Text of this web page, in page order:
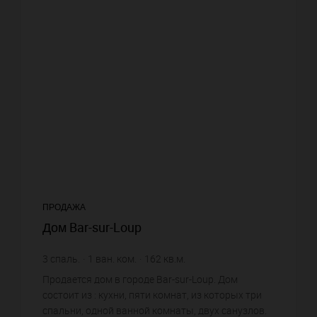
ПРОДАЖА
Дом Bar-sur-Loup
3 спаль. ван. ком. 162 кв.м.
Продается дом в городе Bar-sur-Loup. Дом
состоит из : кухни, пяти комнат, из которых три
спальни, одной ванной комнаты, двух санузлов.